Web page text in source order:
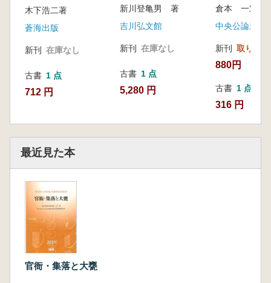
木下浩二著
蒼海出版
新刊 在庫なし
古書 1 点
712 円
新川登亀男 著
吉川弘文館
新刊 在庫なし
古書 1 点
5,280 円
倉本 一宏 著
中央公論新社
新刊 取り寄せ
880円
古書 1 点
316 円
最近見た本
官衙・集落と大甕